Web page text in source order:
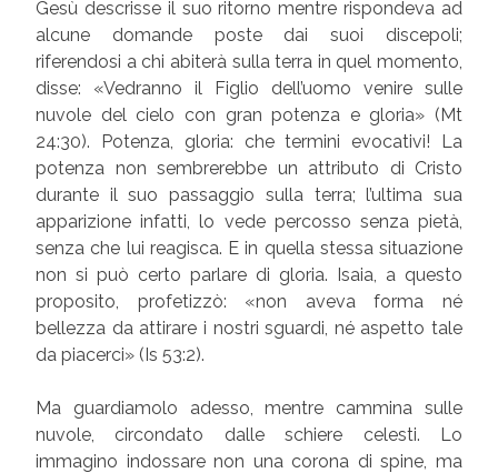
Gesù descrisse il suo ritorno mentre rispondeva ad
alcune domande poste dai suoi discepoli;
riferendosi a chi abiterà sulla terra in quel momento,
disse: «Vedranno il Figlio dell’uomo venire sulle
nuvole del cielo con gran potenza e gloria» (Mt
24:30). Potenza, gloria: che termini evocativi! La
potenza non sembrerebbe un attributo di Cristo
durante il suo passaggio sulla terra; l’ultima sua
apparizione infatti, lo vede percosso senza pietà,
senza che lui reagisca. E in quella stessa situazione
non si può certo parlare di gloria. Isaia, a questo
proposito, profetizzò: «non aveva forma né
bellezza da attirare i nostri sguardi, né aspetto tale
da piacerci» (Is 53:2).
Ma guardiamolo adesso, mentre cammina sulle
nuvole, circondato dalle schiere celesti. Lo
immagino indossare non una corona di spine, ma